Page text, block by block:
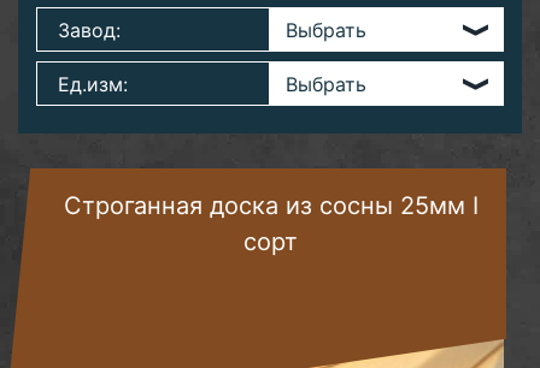
Завод:
Ед.изм:
Строганная доска из сосны 25мм I
сорт